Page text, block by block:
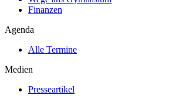
Finanzen
Agenda
Alle Termine
Medien
Presseartikel